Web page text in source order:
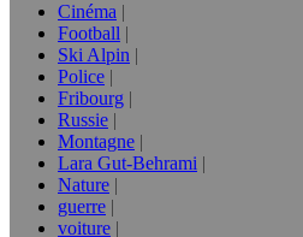
Cinéma
Football
Ski Alpin
Police
Fribourg
Russie
Montagne
Lara Gut-Behrami
Nature
guerre
voiture